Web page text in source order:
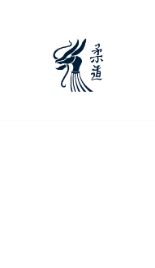
innholdet